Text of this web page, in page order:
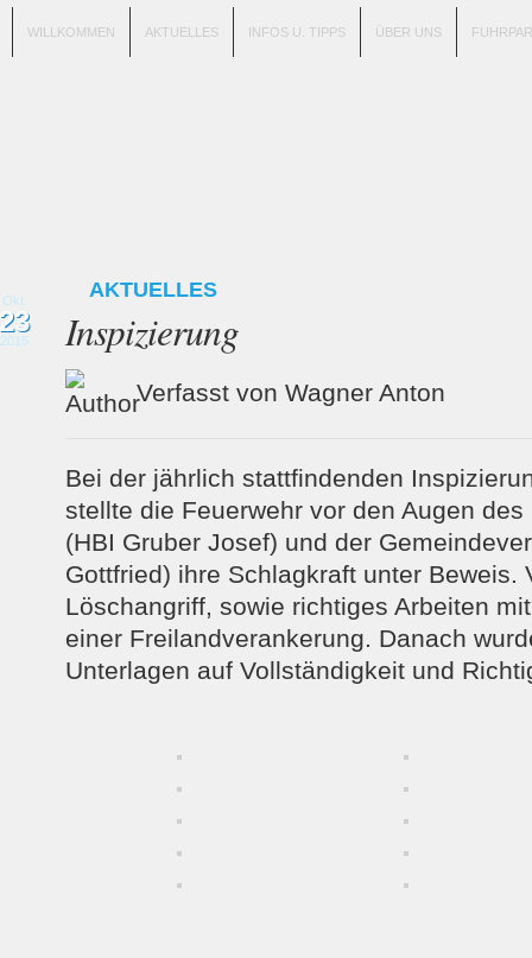
WILLKOMMEN AKTUELLES INFOS U. TIPPS ÜBER UNS
Okt.
23
2015
AKTUELLES
Inspizierung
Verfasst von Wagner Anton
Bei der jährlich stattfindenden
stellte die Feuerwehr vor den Augen
(HBI Gruber Josef) und der
Gottfried) ihre Schlagkraft unter Beweis.
Löschangriff, sowie richtiges Arbeiten
einer Freilandverankerung. Danach
Unterlagen auf Vollständigkeit und